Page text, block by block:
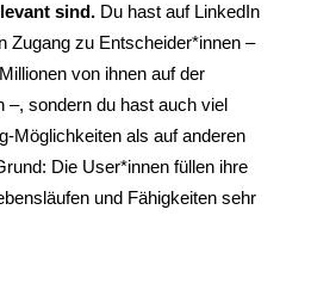
sind. Du hast auf LinkedIn
Zugang zu Entscheider*innen –
von ihnen auf der
–, sondern du hast auch viel
Möglichkeiten als auf anderen
Die User*innen füllen ihre
und Fähigkeiten sehr